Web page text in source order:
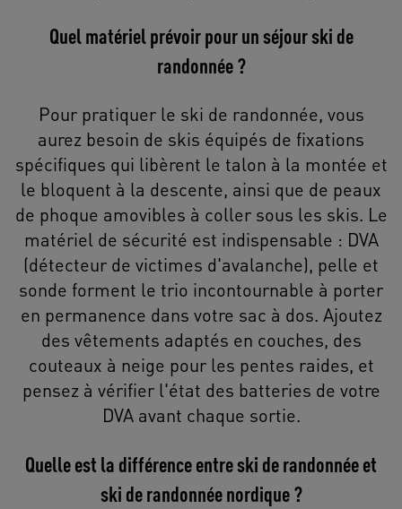
Quel matériel prévoir pour un séjour ski de
randonnée ?
Pour pratiquer le ski de randonnée, vous
aurez besoin de skis équipés de fixations
spécifiques qui libèrent le talon à la montée et
le bloquent à la descente, ainsi que de peaux
de phoque amovibles à coller sous les skis. Le
matériel de sécurité est indispensable : DVA
(détecteur de victimes d'avalanche), pelle et
sonde forment le trio incontournable à porter
en permanence dans votre sac à dos. Ajoutez
des vêtements adaptés en couches, des
couteaux à neige pour les pentes raides, et
pensez à vérifier l'état des batteries de votre
DVA avant chaque sortie.
Quelle est la différence entre ski de randonnée et
ski de randonnée nordique ?